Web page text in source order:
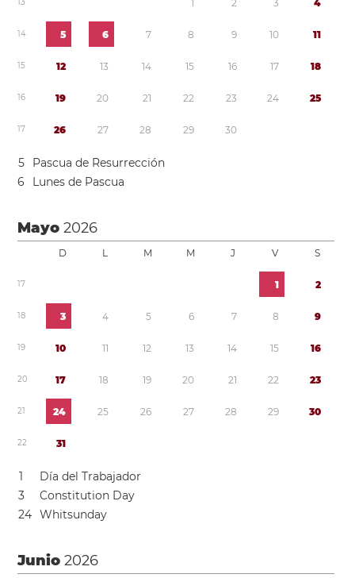
1 2 3 4
14 5 6 7 8 9 10 11
15 12 13 14 15 16 17 18
16 19 20 21 22 23 24 25
17 26 27 28 29 30
5
Pascua de Resurrección
6
Lunes de Pascua
Mayo2026
D L M M J V S
17 1 2
18 3 4 5 6 7 8 9
19 10 11 12 13 14 15 16
20 17 18 19 20 21 22 23
21 24 25 26 27 28 29 30
22 31
1
Día del Trabajador
3
Constitution Day
24 Whitsunday
Junio2026